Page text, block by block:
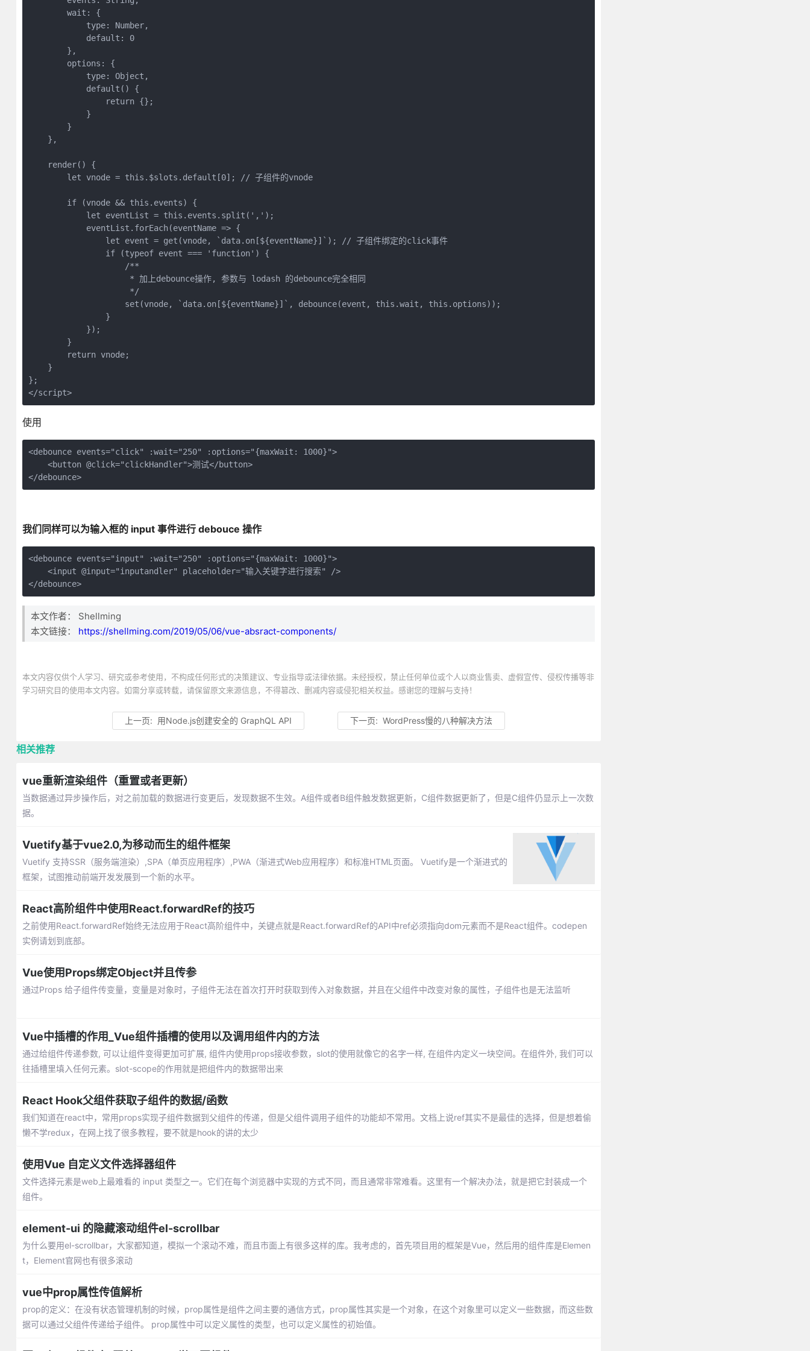
        wait: {
            type: Number,
            default: 0
        },
        options: {
            type: Object,
            default() {
                return {};
            }
        }
    },
    render() {
        let vnode = this.$slots.default[0]; // 子组件的vnode
        if (vnode && this.events) {
            let eventList = this.events.split(',');
            eventList.forEach(eventName => {
                let event = get(vnode, `data.on[${eventName}]`); // 子组件绑定的click事件
                if (typeof event === 'function') {
                    /**
                     * 加上debounce操作, 参数与 lodash 的debounce完全相同
                     */
                    set(vnode, `data.on[${eventName}]`, debounce(event, this.wait, this.options));
                }
            });
        }
        return vnode;
    }
};
</script>
使用
<debounce events="click" :wait="250" :options="{maxWait: 1000}">
    <button @click="clickHandler">测试</button>
</debounce>
我们同样可以为输入框的 input 事件进行 debouce 操作
<debounce events="input" :wait="250" :options="{maxWait: 1000}">
    <input @input="inputandler" placeholder="输入关键字进行搜索" />
</debounce>
本文作者： Shellming
本文链接： https://shellming.com/2019/05/06/vue-absract-components/
本文内容仅供个人学习、研究或参考使用，不构成任何形式的决策建议、专业指导或法律依据。未经授权，禁止任何单位或个人以商业售卖、虚假宣传、侵权传播等非
学习研究目的使用本文内容。如需分享或转载，请保留原文来源信息，不得篡改、删减内容或侵犯相关权益。感谢您的理解与支持！
上一页: 用Node.js创建安全的 GraphQL API 下一页: WordPress慢的八种解决方法
相关推荐
vue重新渲染组件（重置或者更新）
当数据通过异步操作后，对之前加载的数据进行变更后，发现数据不生效。A组件或者B组件触发数据更新，C组件数据更新了，但是C组件仍显示上一次数
据。
Vuetify基于vue2.0,为移动而生的组件框架
Vuetify 支持SSR（服务端渲染）,SPA（单页应用程序）,PWA（渐进式Web应用程序）和标准HTML页面。 Vuetify是一个渐进式的
框架，试图推动前端开发发展到一个新的水平。
React高阶组件中使用React.forwardRef的技巧
之前使用React.forwardRef始终无法应用于React高阶组件中，关键点就是React.forwardRef的API中ref必须指向dom元素而不是React组件。codepen
实例请划到底部。
Vue使用Props绑定Object并且传参
通过Props 给子组件传变量，变量是对象时，子组件无法在首次打开时获取到传入对象数据，并且在父组件中改变对象的属性，子组件也是无法监听
Vue中插槽的作用_Vue组件插槽的使用以及调用组件内的方法
通过给组件传递参数, 可以让组件变得更加可扩展, 组件内使用props接收参数，slot的使用就像它的名字一样, 在组件内定义一块空间。在组件外, 我们可以
往插槽里填入任何元素。slot-scope的作用就是把组件内的数据带出来
React Hook父组件获取子组件的数据/函数
我们知道在react中，常用props实现子组件数据到父组件的传递，但是父组件调用子组件的功能却不常用。文档上说ref其实不是最佳的选择，但是想着偷
懒不学redux，在网上找了很多教程，要不就是hook的讲的太少
使用Vue 自定义文件选择器组件
文件选择元素是web上最难看的 input 类型之一。它们在每个浏览器中实现的方式不同，而且通常非常难看。这里有一个解决办法，就是把它封装成一个
组件。
element-ui 的隐藏滚动组件el-scrollbar
为什么要用el-scrollbar，大家都知道，模拟一个滚动不难，而且市面上有很多这样的库。我考虑的，首先项目用的框架是Vue，然后用的组件库是Elemen
t，Element官网也有很多滚动
vue中prop属性传值解析
prop的定义：在没有状态管理机制的时候，prop属性是组件之间主要的通信方式，prop属性其实是一个对象，在这个对象里可以定义一些数据，而这些数
据可以通过父组件传递给子组件。 prop属性中可以定义属性的类型，也可以定义属性的初始值。